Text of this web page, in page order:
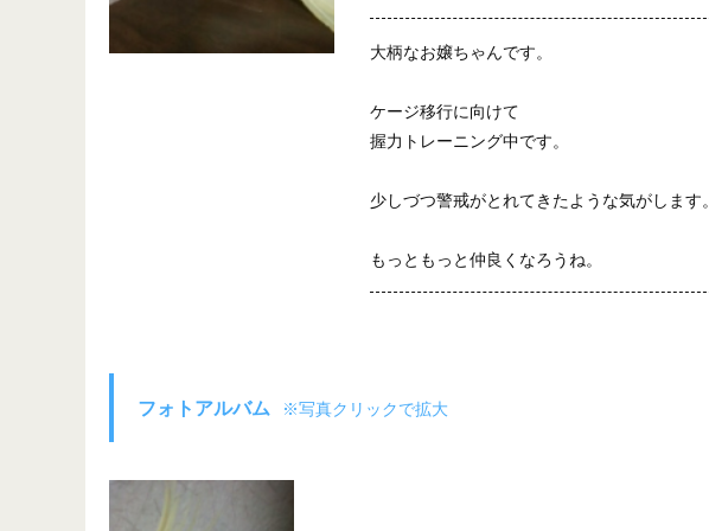
大柄なお嬢ちゃんです。
ケージ移行に向けて
握力トレーニング中です。
少しづつ警戒がとれてきたような気がします。
もっともっと仲良くなろうね。
フォトアルバム ※写真クリックで拡大